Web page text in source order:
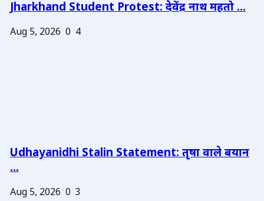
Jharkhand Student Protest: देवेंद्र नाथ महतो ...
Aug 5, 2026 0 4
Udhayanidhi Stalin Statement: तृषा वाले बयान
...
Aug 5, 2026 0 3